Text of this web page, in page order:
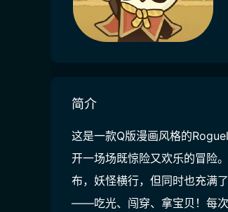
简介
这是一款Q版漫画风格的
开一场场既惊险又欢乐的冒险
布，妖怪横行，但同时也充满
——吃光、闯穿、拿宝贝！​每次